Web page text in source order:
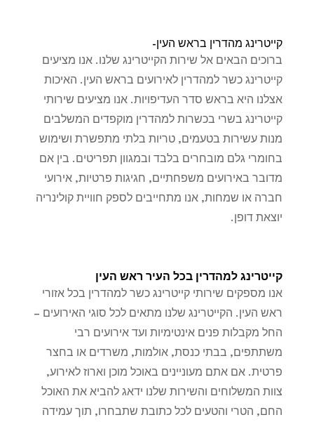
קייטרינג מהדרין בראש העין-
ברוכים הבאים אל שירות הקייטרינג שלנו. אנו מציעים
קייטרינג כשר למהדרין לאירועים בראש העין. האיכות
אצלנו היא בראש סדר העדיפויות. אנו מציעים שירותי
קייטרינג בשרי בכשרות למהדרין מוקפדים המשלבים
מנות עשירות בטעמים, טריות בלתי מתפשרת ושימוש
בחומרי גלם מובחרים בלבד ובמגוון תפריטים. בין אם
מדובר באירועים משפחתיים, חגיגות פרטיות, אירועי
חברה או שמחות, אנו מתחייבים לספק חוויית קולינריה
יוצאת דופן.
קייטרינג למהדרין בכל העיר ראש העין
אנו מספקים שירותי קייטרינג כשר למהדרין בכל אזורי
ראש העין. הקייטרינג שלנו מתאים לכל סוגי האירועים –
החל מקבלות פנים אינטימיות ועד אירועים רבי
משתתפים, בבתי כנסת, אולמות, משרדים או בחצר
פרטית. אם אתם מעוניינים באוכל מוכן וארוז לאירוע,
צוות המשלוחים והשירות שלנו ידאג להביא את האוכל
החם, הטרי והטעים לכל כתובת שתבחרו, תוך עמידה